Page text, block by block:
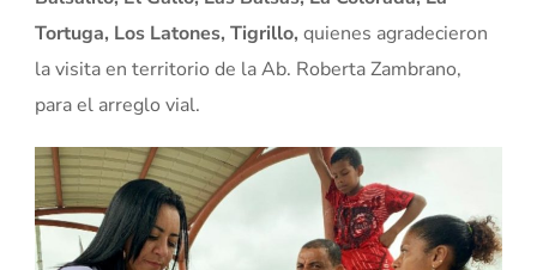
Tortuga, Los Latones, Tigrillo, quienes agradecieron
la visita en territorio de la Ab. Roberta Zambrano,
para el arreglo vial.